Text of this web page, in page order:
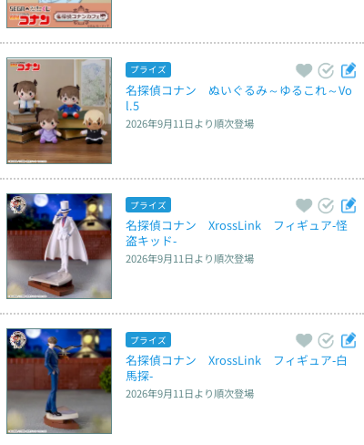
プライズ
名探偵コナン　ぬいぐるみ～ゆるこれ～Vo
l.5
2026年9月11日より順次登場
プライズ
名探偵コナン　XrossLink　フィギュア‐怪
盗キッド‐
2026年9月11日より順次登場
プライズ
名探偵コナン　XrossLink　フィギュア‐白
馬探‐
2026年9月11日より順次登場